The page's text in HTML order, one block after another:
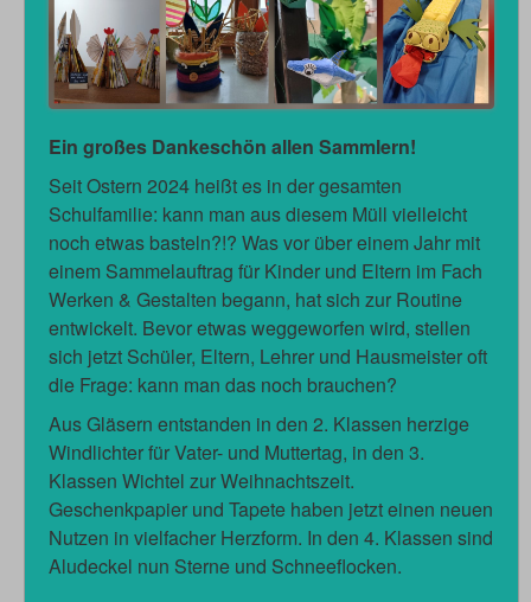
Ein großes Dankeschön allen Sammlern!
Seit Ostern 2024 heißt es in der gesamten
Schulfamilie: kann man aus diesem Müll vielleicht
noch etwas basteln?!? Was vor über einem Jahr mit
einem Sammelauftrag für Kinder und Eltern im Fach
Werken & Gestalten begann, hat sich zur Routine
entwickelt. Bevor etwas weggeworfen wird, stellen
sich jetzt Schüler, Eltern, Lehrer und Hausmeister oft
die Frage: kann man das noch brauchen?
Aus Gläsern entstanden in den 2. Klassen herzige
Windlichter für Vater- und Muttertag, in den 3.
Klassen Wichtel zur Weihnachtszeit.
Geschenkpapier und Tapete haben jetzt einen neuen
Nutzen in vielfacher Herzform. In den 4. Klassen sind
Aludeckel nun Sterne und Schneeflocken.